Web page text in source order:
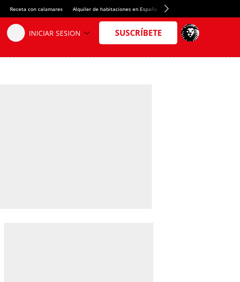
Receta con calamares Alquiler de habitaciones en España Crédito del Spotify Camp Nou